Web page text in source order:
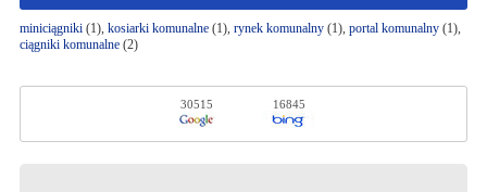
miniciągniki(1), kosiarki komunalne(1), rynek komunalny(1), portal komunalny(1),
ciągniki komunalne(2)
30515 16845